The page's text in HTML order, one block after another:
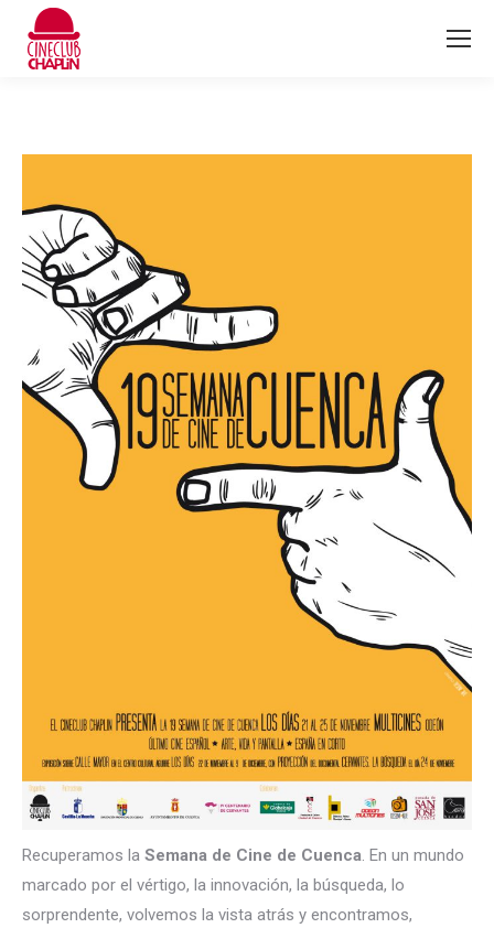
Recuperamos la Semana de Cine de Cuenca. En un mundo
marcado por el vértigo, la innovación, la búsqueda, lo
sorprendente, volvemos la vista atrás y encontramos,